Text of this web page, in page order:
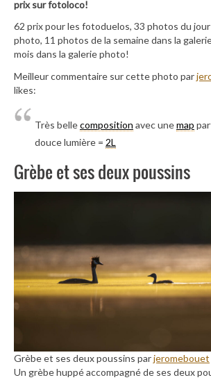
prix sur fotoloco!
62 prix pour les fotoduelos, 33 photos du
photo, 11 photos de la semaine dans la
mois dans la galerie photo!
Meilleur commentaire sur cette photo par
likes:
Très bellecomposition avec unemap
douce lumière = 2L
Grèbe et ses deux poussins
Grèbe et ses deux poussins parjeromebouet
Un grèbe huppé accompagné de ses deux